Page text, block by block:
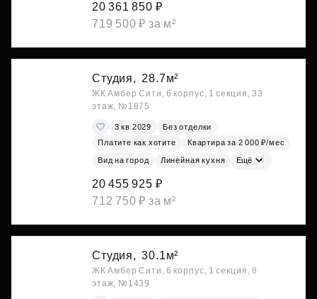
20 361 850 ₽
719 500 ₽ за м²
Студия, 28.7м²
ЖК Амбер Сити, 6 корпус, 1 секция, 33
этаж, №1875
3 кв 2029
Без отделки
Платите как хотите
Квартира за 2 000 ₽/мес
Вид на город Линейная кухня Ещё
20 455 925 ₽
712 750 ₽ за м²
Студия, 30.1м²
ЖК Амбер Сити, 6 корпус, 1 секция, 8
этаж, №1439